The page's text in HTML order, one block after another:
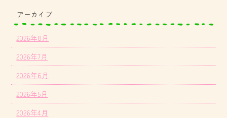
アーカイブ
2026年8月
2026年7月
2026年6月
2026年5月
2026年4月